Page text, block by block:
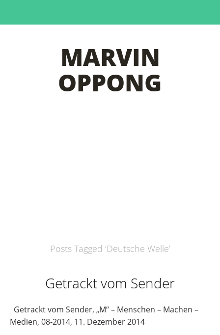
MARVIN
OPPONG
Posts Tagged ‘Deutsche Welle’
Getrackt vom Sender
Getrackt vom Sender, „M“ – Menschen – Machen –
Medien, 08-2014, 11. Dezember 2014